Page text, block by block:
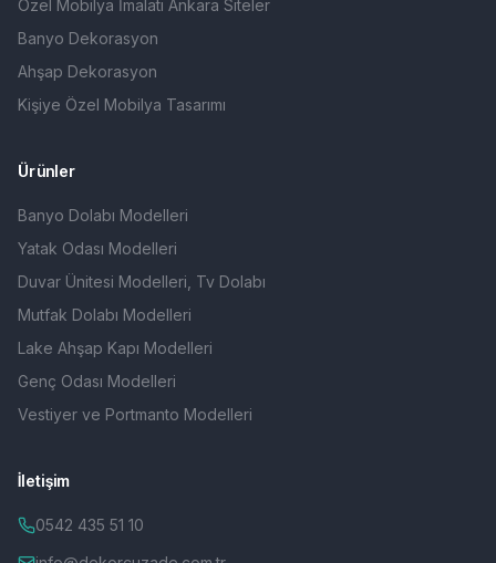
Özel Mobilya İmalatı Ankara Siteler
Banyo Dekorasyon
Ahşap Dekorasyon
Kişiye Özel Mobilya Tasarımı
Ürünler
Banyo Dolabı Modelleri
Yatak Odası Modelleri
Duvar Ünitesi Modelleri, Tv Dolabı
Mutfak Dolabı Modelleri
Lake Ahşap Kapı Modelleri
Genç Odası Modelleri
Vestiyer ve Portmanto Modelleri
İletişim
0542 435 51 10